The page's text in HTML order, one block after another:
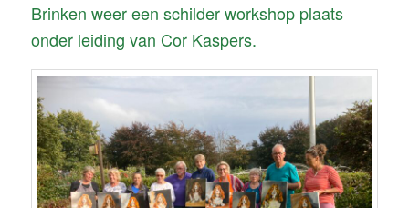
Brinken weer een schilder workshop plaats
onder leiding van Cor Kaspers.